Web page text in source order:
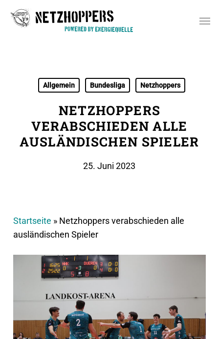
Allgemein Bundesliga Netzhoppers
NETZHOPPERS
VERABSCHIEDEN ALLE
AUSLÄNDISCHEN SPIELER
25. Juni 2023
Startseite » Netzhoppers verabschieden alle
ausländischen Spieler